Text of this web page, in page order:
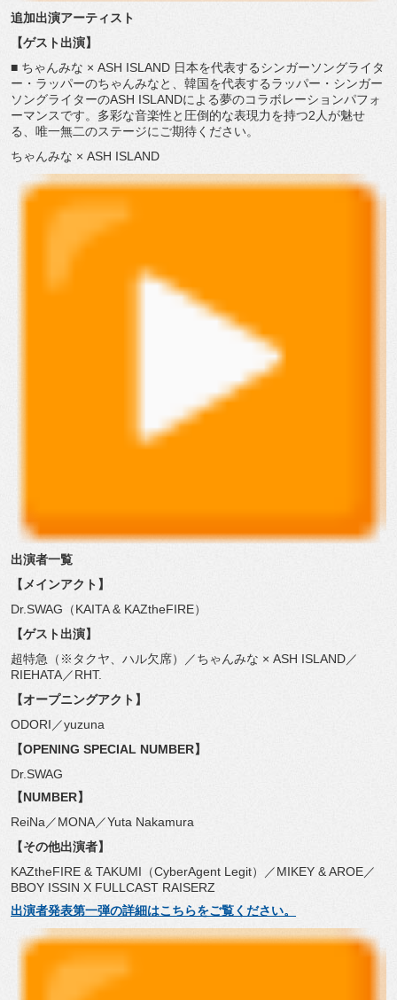
追加出演アーティスト
【ゲスト出演】
■ ちゃんみな × ASH ISLAND 日本を代表するシンガーソングライタ
ー・ ラッパーのちゃんみなと、韓国を代表するラッパー・ シンガー
ソングライターのASH ISLANDによる夢のコラボレーションパフォ
ーマンスです。 多彩な音楽性と圧倒的な表現力を持つ2人が魅せ
る、 唯一無二のステージにご期待ください。
ちゃんみな × ASH ISLAND
出演者一覧
【メインアクト】
Dr.SWAG（KAITA & KAZtheFIRE）
【ゲスト出演】
超特急（※タクヤ、ハル欠席）／ちゃんみな × ASH ISLAND／
RIEHATA／RHT.
【オープニングアクト】
ODORI／yuzuna
【OPENING SPECIAL NUMBER】
Dr.SWAG
【NUMBER】
ReiNa／MONA／Yuta Nakamura
【その他出演者】
KAZtheFIRE & TAKUMI（CyberAgent Legit）／MIKEY & AROE／
BBOY ISSIN X FULLCAST RAISERZ
出演者発表第一弾の詳細はこちらをご覧ください。